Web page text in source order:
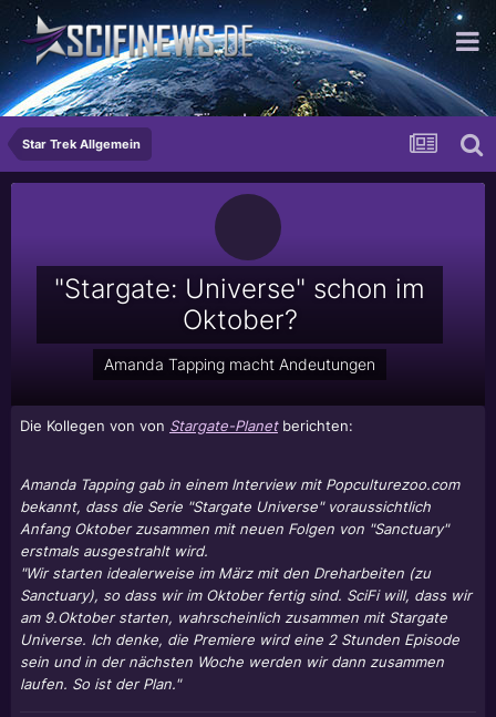
...wir sind die besseren Tänzer!
Star Trek Allgemein
"Stargate: Universe" schon im
Oktober?
Amanda Tapping macht Andeutungen
Die Kollegen von von Stargate-Planetberichten:
Amanda Tapping gab in einem Interview mit Popculturezoo.com
bekannt, dass die Serie "Stargate Universe" voraussichtlich
Anfang Oktober zusammen mit neuen Folgen von "Sanctuary"
erstmals ausgestrahlt wird.
"Wir starten idealerweise im März mit den Dreharbeiten (zu
Sanctuary), so dass wir im Oktober fertig sind. SciFi will, dass wir
am 9.Oktober starten, wahrscheinlich zusammen mit Stargate
Universe. Ich denke, die Premiere wird eine 2 Stunden Episode
sein und in der nächsten Woche werden wir dann zusammen
laufen. So ist der Plan."